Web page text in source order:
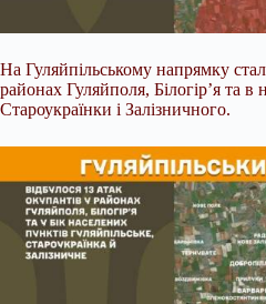
На Гуляйпільському напрямку
районах Гуляйполя, Білогір’я та в
Староукраїнки і Залізничного.